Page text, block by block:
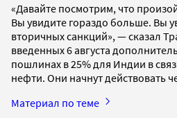
«Давайте посмотрим, что
Вы увидите гораздо больше. Вы
вторичных санкций», — сказал
введенных 6 августа
пошлинах в 25% для Индии в
нефти. Они начнут действовать
Материал по теме